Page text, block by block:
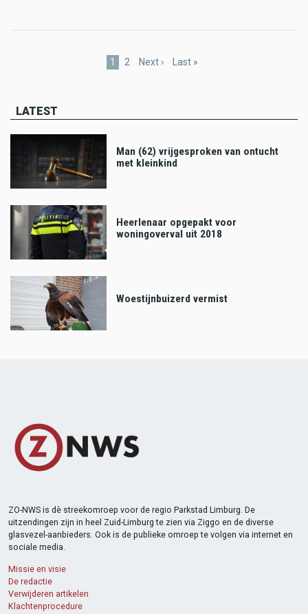
Current
1 Page
2
Next
Next ›
Last
Last »
LATEST
Man (62) vrijgesproken van ontucht
met kleinkind
Heerlenaar opgepakt voor
woningoverval uit 2018
Woestijnbuizerd vermist
ZO-NWS is dè streekomroep voor de regio Parkstad Limburg. De
uitzendingen zijn in heel Zuid-Limburg te zien via Ziggo en de diverse
glasvezel-aanbieders. Ook is de publieke omroep te volgen via internet en
sociale media.
Missie en visie
De redactie
Verwijderen artikelen
Klachtenprocedure